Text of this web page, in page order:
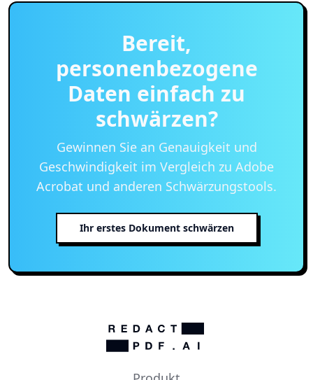
Bereit,
personenbezogene
Daten einfach zu
schwärzen?
Gewinnen Sie an Genauigkeit und
Geschwindigkeit im Vergleich zu Adobe
Acrobat und anderen Schwärzungstools.
Ihr erstes Dokument schwärzen